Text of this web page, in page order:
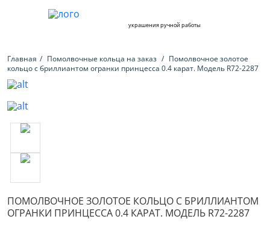
украшения ручной работы
Главная Помолвочные кольца на заказ
Помолвочное золотое
кольцо с бриллиантом огранки принцесса 0.4 карат. Модель R72-2287
ПОМОЛВОЧНОЕ ЗОЛОТОЕ КОЛЬЦО С БРИЛЛИАНТОМ
ОГРАНКИ ПРИНЦЕССА 0.4 КАРАТ. МОДЕЛЬ R72-2287